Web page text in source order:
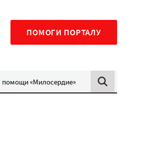
ПОМОГИ ПОРТАЛУ
«Милосердие»